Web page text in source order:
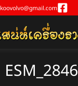
koovolvo@gmail.com
ESM_2846